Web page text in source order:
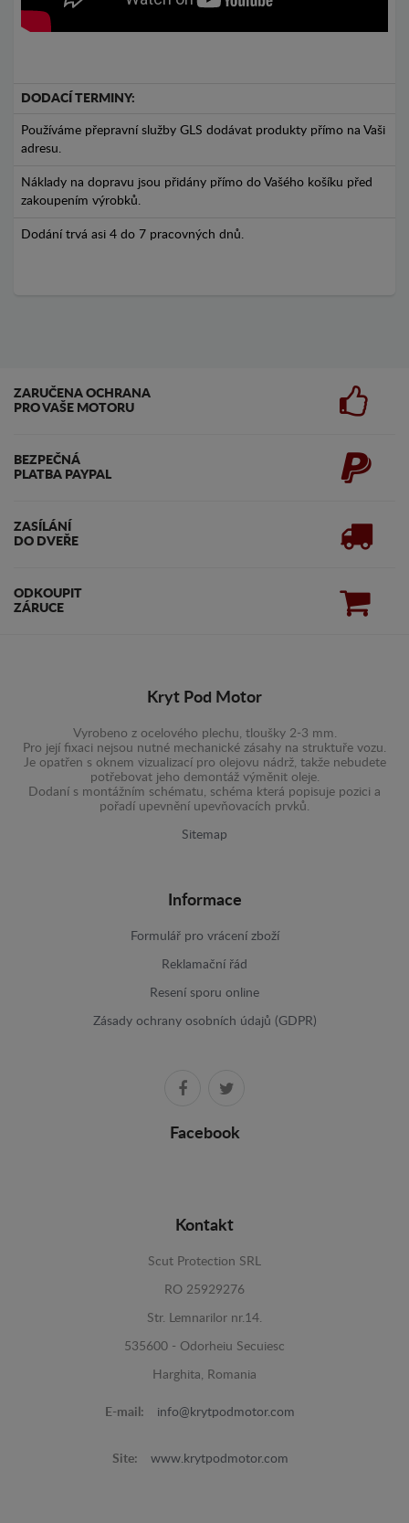
DODACÍ TERMINY:
Používáme přepravní služby GLS dodávat produkty přímo na Vaši
adresu.
Náklady na dopravu jsou přidány přímo do Vašého košíku před
zakoupením výrobků.
Dodání trvá asi 4 do 7 pracovných dnů.
ZARUČENA OCHRANA
PRO VAŠE MOTORU
BEZPEČNÁ
PLATBA PAYPAL
ZASÍLÁNÍ
DO DVEŘE
ODKOUPIT
ZÁRUCE
Kryt Pod Motor
Vyrobeno z ocelového plechu, tloušky 2-3 mm.
Pro její fixaci nejsou nutné mechanické zásahy na struktuře vozu.
Je opatřen s oknem vizualizací pro olejovu nádrž, takže nebudete
potřebovat jeho demontáž výměnit oleje.
Dodaní s montážním schématu, schéma která popisuje pozici a
pořadí upevnění upevňovacích prvků.
Sitemap
Informace
Formulář pro vrácení zboží
Reklamační řád
Resení sporu online
Zásady ochrany osobních údajů (GDPR)
Facebook
Kontakt
Scut Protection SRL
RO 25929276
Str. Lemnarilor nr.14.
535600 - Odorheiu Secuiesc
Harghita, Romania
E-mail: info@krytpodmotor.com
Site: www.krytpodmotor.com